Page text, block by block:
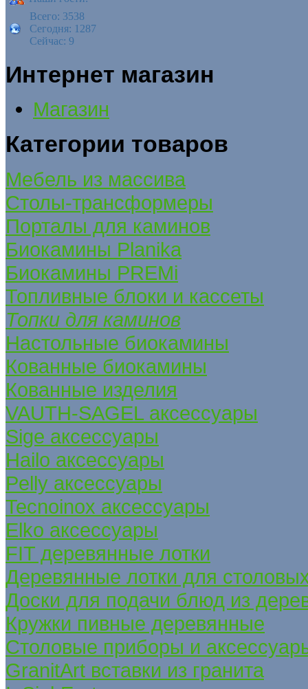
Всего: 3538
Сегодня: 1287
Сейчас: 9
Интернет магазин
Магазин
Категории товаров
Мебель из массива
Столы-трансформеры
Порталы для каминов
Биокамины Planika
Биокамины PREMi
Топливные блоки и кассеты
Топки для каминов
Настольные биокамины
Кованные биокамины
Кованные изделия
VAUTH-SAGEL аксессуары
Sige аксессуары
Hailo аксессуары
Pelly аксессуары
Tecnoinox аксессуары
Elko аксессуары
FIT деревянные лотки
Деревянные лотки для
Доски для подачи блюд из
Кружки пивные деревянные
Столовые приборы и
GranitArt вставки из гранита